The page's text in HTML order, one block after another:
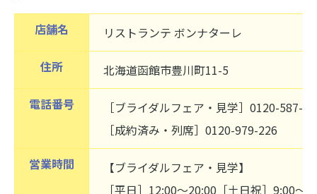
店舗名
リストランテ ボンナターレ
住所
北海道函館市豊川町11-5
電話番号
［ブライダルフェア・見学］0120-587-
［成約済み・列席］0120-979-226
営業時間
【ブライダルフェア・見学】
［平日］12:00〜20:00［土日祝］9:00〜